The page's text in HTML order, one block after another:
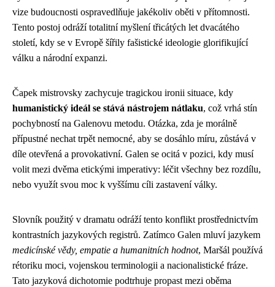
vize budoucnosti ospravedlňuje jakékoliv oběti v přítomnosti.
Tento postoj odráží totalitní myšlení třicátých let dvacátého
století, kdy se v Evropě šířily fašistické ideologie glorifikující
válku a národní expanzi.
Čapek mistrovsky zachycuje tragickou ironii situace, kdy
humanistický ideál se stává nástrojem nátlaku, což vrhá stín
pochybností na Galenovu metodu. Otázka, zda je morálně
přípustné nechat trpět nemocné, aby se dosáhlo míru, zůstává v
díle otevřená a provokativní. Galen se ocitá v pozici, kdy musí
volit mezi dvěma etickými imperativy: léčit všechny bez rozdílu,
nebo využít svou moc k vyššímu cíli zastavení války.
Slovník použitý v dramatu odráží tento konflikt prostřednictvím
kontrastních jazykových registrů. Zatímco Galen mluví jazykem
medicínské vědy, empatie a humanitních hodnot, Maršál používá
rétoriku moci, vojenskou terminologii a nacionalistické fráze.
Tato jazyková dichotomie podtrhuje propast mezi oběma